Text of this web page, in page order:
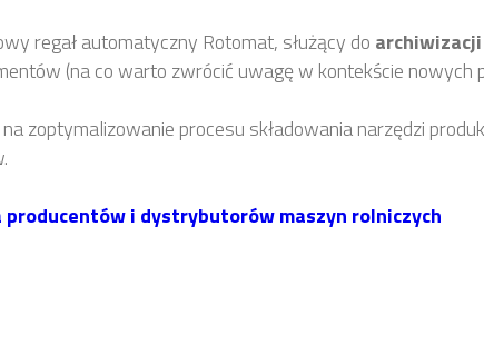
regał automatyczny Rotomat, służący do
(na co warto zwrócić uwagę w kontekście nowych
procesu składowania narzędzi
i dystrybutorów maszyn rolniczych